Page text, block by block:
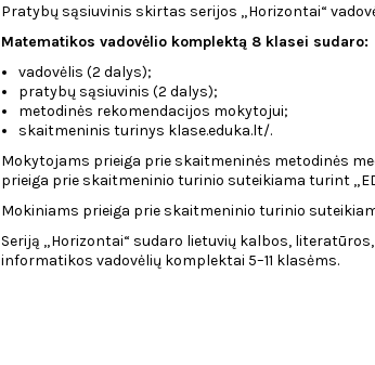
Pratybų sąsiuvinis skirtas serijos „Horizontai“
Matematikos vadovėlio komplektą 8 klasei sudaro:
vadovėlis (2 dalys);
pratybų sąsiuvinis (2 dalys);
metodinės rekomendacijos mokytojui;
skaitmeninis turinys klase.eduka.lt/.
Mokytojams prieiga prie skaitmeninės metodinės
prieiga prie skaitmeninio turinio suteikiama turint
Mokiniams prieiga prie skaitmeninio turinio
Seriją „Horizontai“ sudaro lietuvių kalbos,
informatikos vadovėlių komplektai 5–11 klasėms.